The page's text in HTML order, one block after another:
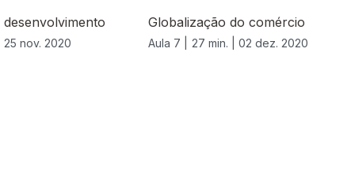
25 nov. 2020
Globalização do comércio
Aula 7 | 27 min. | 02 dez. 2020